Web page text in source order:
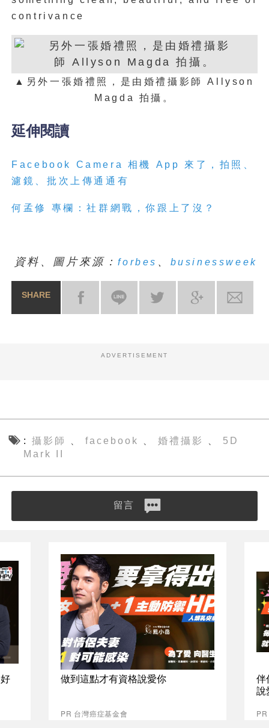
contrivance
▲另外一張婚禮照，是由婚禮攝影師 Allyson
Magda 拍攝。
延伸閱讀
Facebook Camera 相機 App 來了，拍照、
濾鏡、批次上傳通通有
何孟修 專欄：社群網戰，你跟上了沒？
資料、圖片來源：forbes 、 businessweek
SHARE
ADVERTISEMENT
攝影師 、facebook 婚禮攝影
5D
Mark II
留言
做到這點才有資格說愛你
PR 台灣癌症基金會
伴
說